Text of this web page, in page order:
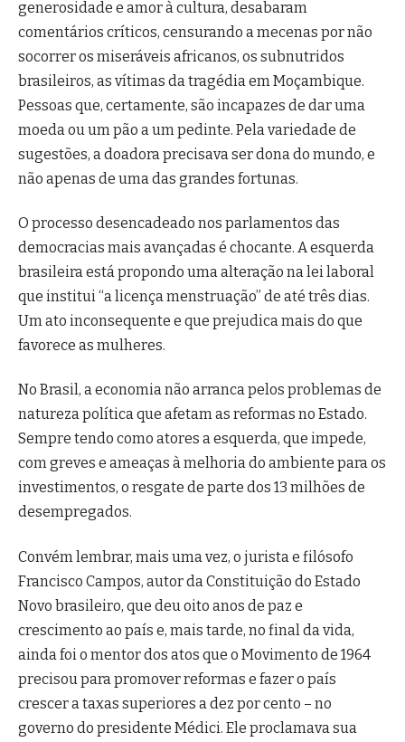
generosidade e amor à cultura, desabaram
comentários críticos, censurando a mecenas por não
socorrer os miseráveis africanos, os subnutridos
brasileiros, as vítimas da tragédia em Moçambique.
Pessoas que, certamente, são incapazes de dar uma
moeda ou um pão a um pedinte. Pela variedade de
sugestões, a doadora precisava ser dona do mundo, e
não apenas de uma das grandes fortunas.
O processo desencadeado nos parlamentos das
democracias mais avançadas é chocante. A esquerda
brasileira está propondo uma alteração na lei laboral
que institui “a licença menstruação” de até três dias.
Um ato inconsequente e que prejudica mais do que
favorece as mulheres.
No Brasil, a economia não arranca pelos problemas de
natureza política que afetam as reformas no Estado.
Sempre tendo como atores a esquerda, que impede,
com greves e ameaças à melhoria do ambiente para os
investimentos, o resgate de parte dos 13 milhões de
desempregados.
Convém lembrar, mais uma vez, o jurista e filósofo
Francisco Campos, autor da Constituição do Estado
Novo brasileiro, que deu oito anos de paz e
crescimento ao país e, mais tarde, no final da vida,
ainda foi o mentor dos atos que o Movimento de 1964
precisou para promover reformas e fazer o país
crescer a taxas superiores a dez por cento – no
governo do presidente Médici. Ele proclamava sua